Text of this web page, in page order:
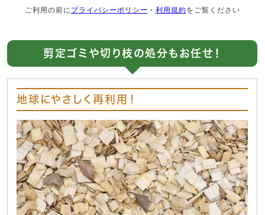
ご利用の前に プライバシーポリシー ・ 利用規約をご覧ください
剪定ゴミや切り枝の処分もお任せ！
地球にやさしく再利用！